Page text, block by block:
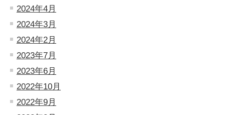
2024年4月
2024年3月
2024年2月
2023年7月
2023年6月
2022年10月
2022年9月